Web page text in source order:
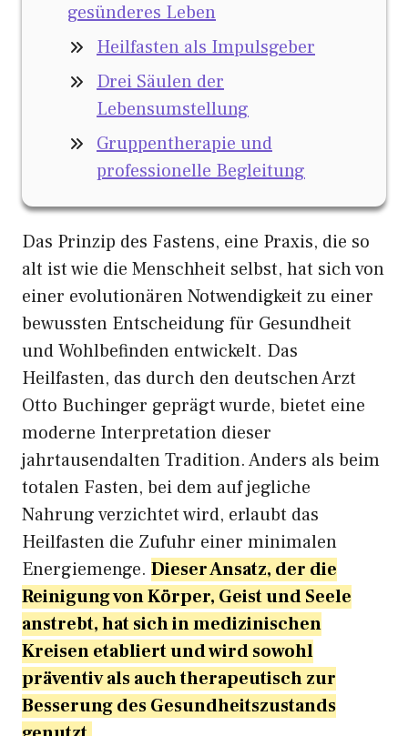
gesünderes Leben
Heilfasten als Impulsgeber
Drei Säulen der
Lebensumstellung
Gruppentherapie und
professionelle Begleitung
Das Prinzip des Fastens, eine Praxis, die so
alt ist wie die Menschheit selbst, hat sich von
einer evolutionären Notwendigkeit zu einer
bewussten Entscheidung für Gesundheit
und Wohlbefinden entwickelt. Das
Heilfasten, das durch den deutschen Arzt
Otto Buchinger geprägt wurde, bietet eine
moderne Interpretation dieser
jahrtausendalten Tradition. Anders als beim
totalen Fasten, bei dem auf jegliche
Nahrung verzichtet wird, erlaubt das
Heilfasten die Zufuhr einer minimalen
Energiemenge. Dieser Ansatz, der die
Reinigung von Körper, Geist und Seele
anstrebt, hat sich in medizinischen
Kreisen etabliert und wird sowohl
präventiv als auch therapeutisch zur
Besserung des Gesundheitszustands